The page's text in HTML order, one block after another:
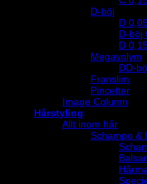
D-böj
D
D-böj
D
Megavolym
DD-
Franslim
Pincetter
Image Column
Hårstyling
Allt inom hår
Schampo &